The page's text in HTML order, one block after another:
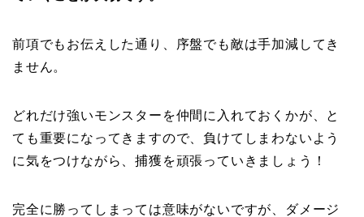
前項でもお伝えした通り、序盤でも敵は手加減してき
ません。
どれだけ強いモンスターを仲間に入れておくかが、と
ても重要になってきますので、負けてしまわないよう
に気をつけながら、捕獲を頑張っていきましょう！
完全に勝ってしまっては意味がないですが、ダメージ